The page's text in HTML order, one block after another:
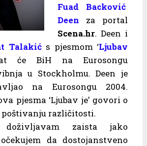
Fuad Backović
Deen za portal
Scena.hr. Deen i
Talakićs pjesmom ‘Ljubav
će BiH na Eurosongu
u Stockholmu. Deen je
na Eurosongu 2004.
pjesma ‘Ljubav je’ govori o
različitosti.
zaista jako
da dostojanstveno